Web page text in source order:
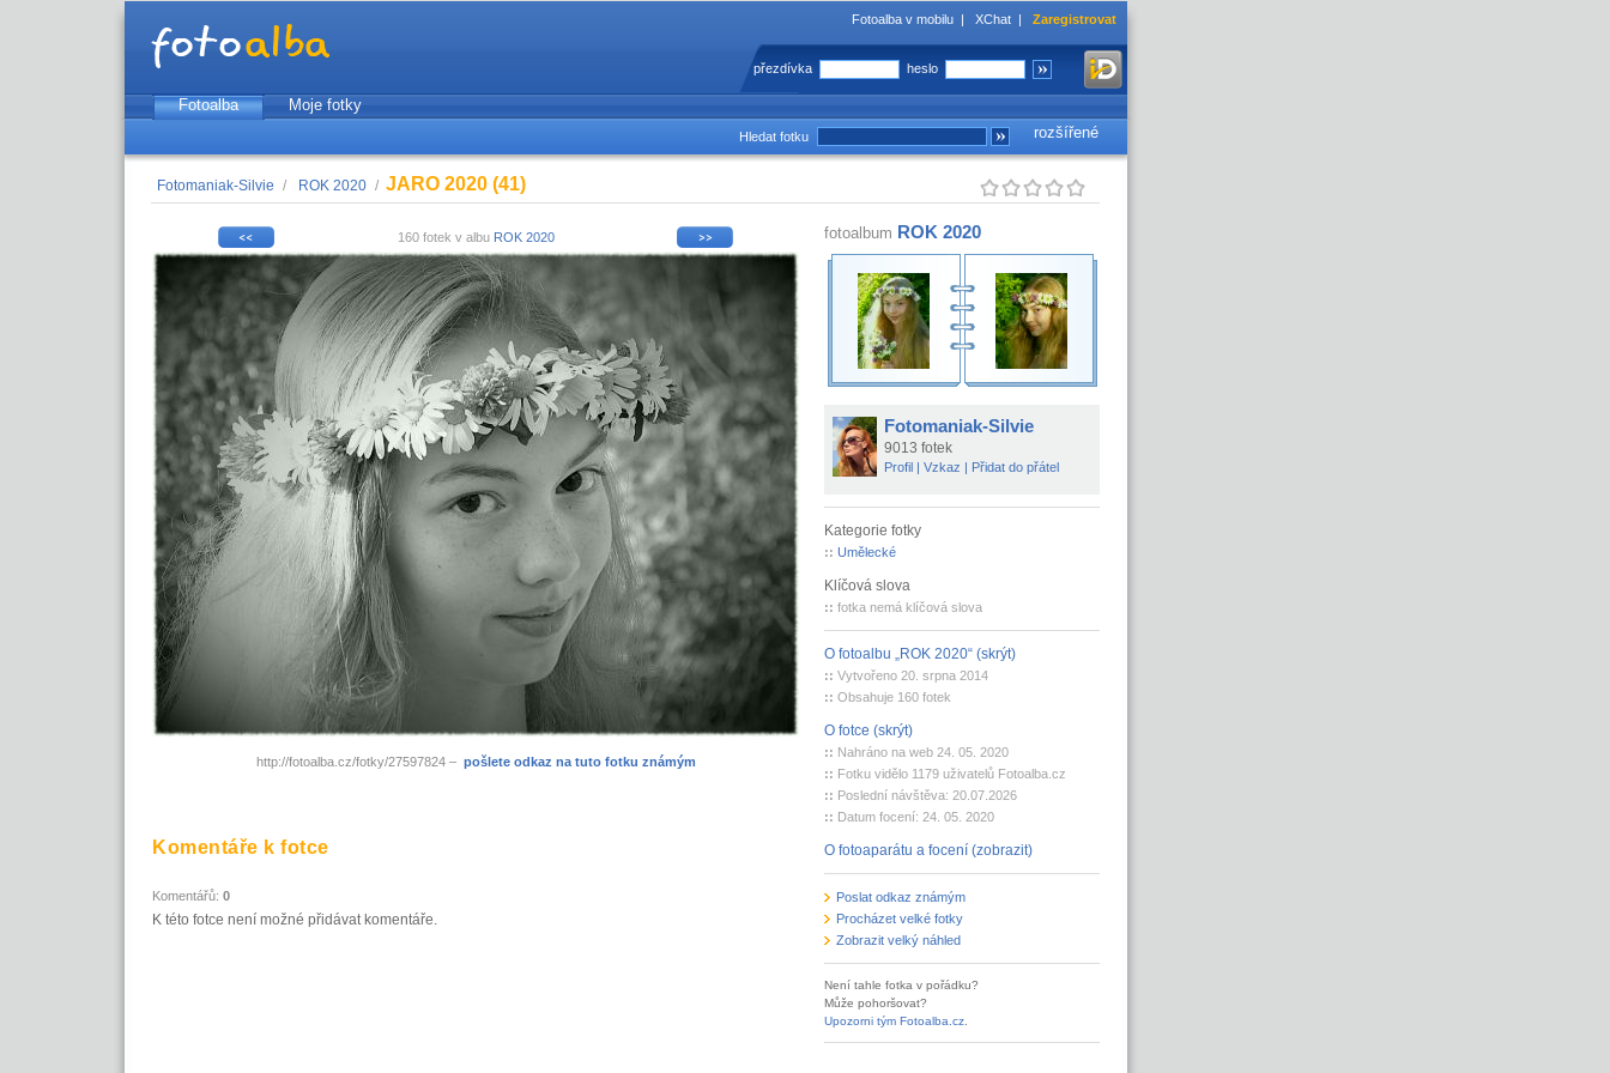
Fotoalba v mobilu | XChat | Zaregistrovat
přezdívka heslo
Fotoalba
Moje fotky
rozšířené
Hledat fotku
Fotomaniak-Silvie / ROK 2020 / JARO 2020 (41)
160 fotek v albu ROK 2020
http://fotoalba.cz/fotky/27597824 – pošlete odkaz na tuto fotku známým
Komentáře k fotce
Komentářů: 0
K této fotce není možné přidávat komentáře.
fotoalbum ROK 2020
Fotomaniak-Silvie
9013 fotek
Profil | Vzkaz | Přidat do přátel
Kategorie fotky
:: Umělecké
Klíčová slova
:: fotka nemá klíčová slova
O fotoalbu „ROK 2020“ (skrýt)
:: Vytvořeno 20. srpna 2014
:: Obsahuje 160 fotek
O fotce (skrýt)
:: Nahráno na web 24. 05. 2020
:: Fotku vidělo 1179 uživatelů Fotoalba.cz
:: Poslední návštěva: 20.07.2026
:: Datum focení: 24. 05. 2020
O fotoaparátu a focení (zobrazit)
Poslat odkaz známým
Procházet velké fotky
Zobrazit velký náhled
Není tahle fotka v pořádku?
Může pohoršovat?
Upozorni tým Fotoalba.cz